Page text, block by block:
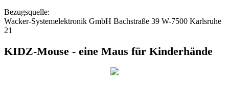
Bezugsquelle:
Wacker-Systemelektronik GmbH Bachstraße 39 W-7500 Karlsruhe
21
KIDZ-Mouse - eine Maus für Kinderhände